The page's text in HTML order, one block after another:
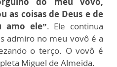
as coisas de Deus e de
amo ele”. Ele continua
admiro no meu vovô é a
o terço. O vovô é
Miguel de Almeida.